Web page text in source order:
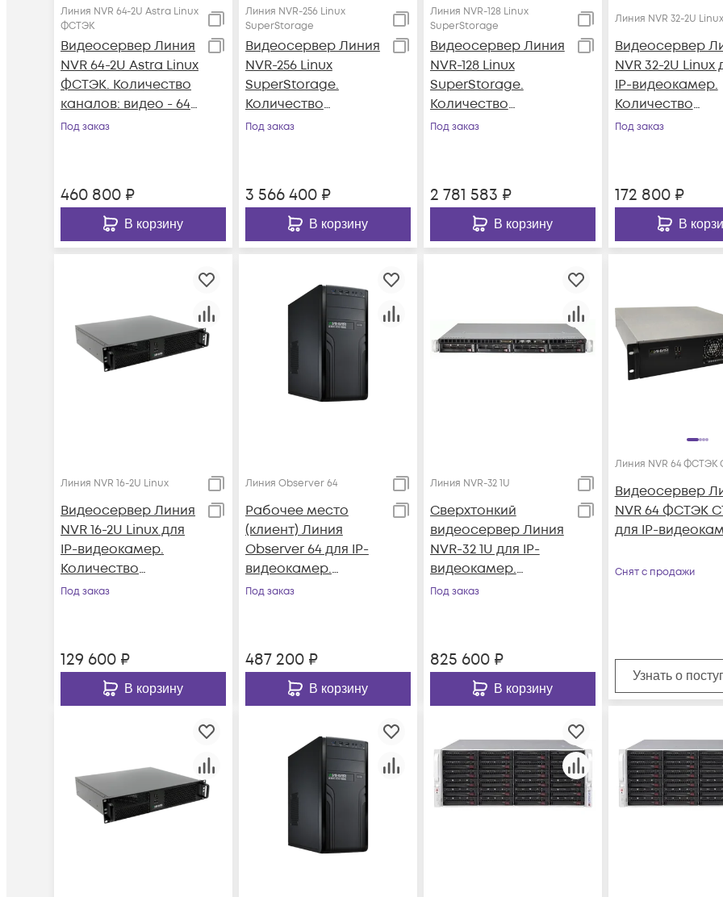
Линия NVR 64-2U Astra Linux
ФСТЭК
Видеосервер Линия
NVR 64-2U Astra Linux
ФСТЭК. Количество
каналов: видео - 64,
аудио - 64; до 4 HDD
Под заказ
460 800 ₽
В корзину
Линия NVR-256 Linux
SuperStorage
Видеосервер Линия
NVR-256 Linux
SuperStorage.
Количество
каналов: видео - 256,
Под заказ
3 566 400₽
В корзину
Линия NVR-128 Linux
SuperStorage
Видеосервер Линия
NVR-128 Linux
SuperStorage.
Количество
каналов: видео - 128,
Под заказ
2 781 583 ₽
В корзину
Линия NVR 32-2U Linux
Видеосервер
NVR 32-2U Linux
IP-видеокамер.
Количество
каналов: видео -
Под заказ
172 800₽
В
Линия NVR 16-2U Linux
Видеосервер Линия
NVR 16-2U Linux для
IP-видеокамер.
Количество
каналов: видео - 16,
Под заказ
129 600 ₽
В корзину
Линия Observer 64
Рабочее место
(клиент) Линия
Observer 64 для IP-
видеокамер.
Количество каналов
Под заказ
487 200₽
В корзину
Линия NVR-32 1U
Сверхтонкий
видеосервер Линия
NVR-32 1U для IP-
видеокамер.
Количество
Под заказ
825 600₽
В корзину
Линия NVR 64 ФСТЭК
Видеосервер
NVR 64 ФСТЭК
для IP-
Снят с продажи
Узнать о